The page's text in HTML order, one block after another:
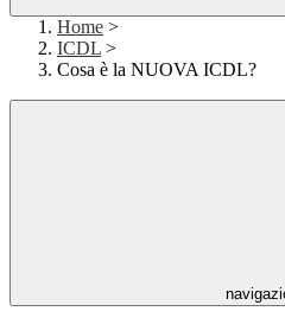
Home >
ICDL >
Cosa è la NUOVA ICDL?